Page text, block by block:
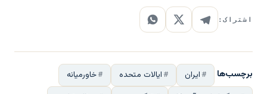
اشتراک:
برچسب‌ها ایران ایالات متحده
خاورمیانه